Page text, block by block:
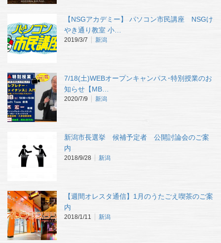
【NSGアカデミー】 パソコン市民講座 NSGけ
やき通り教室 小…
2019/3/7 新潟
7/18(土)WEBオープンキャンパス･特別授業のお
知らせ【MB…
2020/7/9 新潟
新潟市長選挙 候補予定者 公開討論会のご案
内
2018/9/28 新潟
【週間オレスタ通信】1月のうたごえ喫茶のご案
内
2018/1/11 新潟